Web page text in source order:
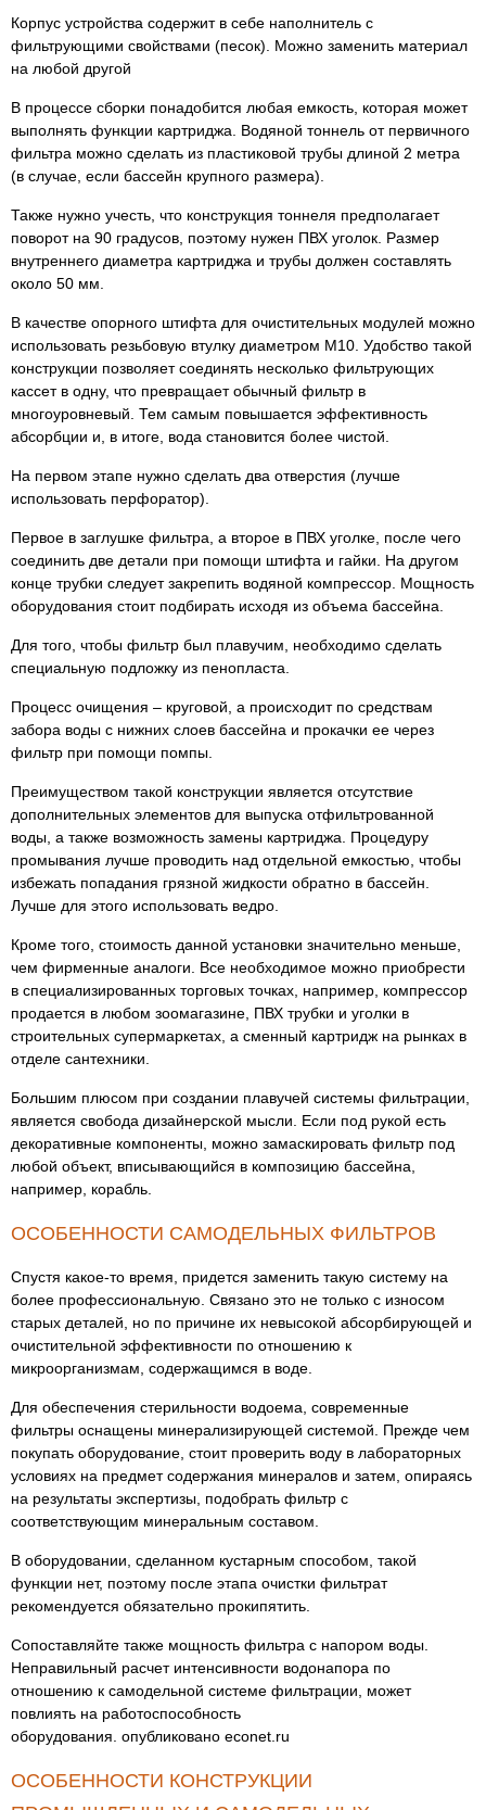
Корпус устройства содержит в себе наполнитель с
фильтрующими свойствами (песок). Можно заменить материал
на любой другой
В процессе сборки понадобится любая емкость, которая может
выполнять функции картриджа. Водяной тоннель от первичного
фильтра можно сделать из пластиковой трубы длиной 2 метра
(в случае, если бассейн крупного размера).
Также нужно учесть, что конструкция тоннеля предполагает
поворот на 90 градусов, поэтому нужен ПВХ уголок. Размер
внутреннего диаметра картриджа и трубы должен составлять
около 50 мм.
В качестве опорного штифта для очистительных модулей можно
использовать резьбовую втулку диаметром М10. Удобство такой
конструкции позволяет соединять несколько фильтрующих
кассет в одну, что превращает обычный фильтр в
многоуровневый. Тем самым повышается эффективность
абсорбции и, в итоге, вода становится более чистой.
На первом этапе нужно сделать два отверстия (лучше
использовать перфоратор).
Первое в заглушке фильтра, а второе в ПВХ уголке, после чего
соединить две детали при помощи штифта и гайки. На другом
конце трубки следует закрепить водяной компрессор. Мощность
оборудования стоит подбирать исходя из объема бассейна.
Для того, чтобы фильтр был плавучим, необходимо сделать
специальную подложку из пенопласта.
Процесс очищения – круговой, а происходит по средствам
забора воды с нижних слоев бассейна и прокачки ее через
фильтр при помощи помпы.
Преимуществом такой конструкции является отсутствие
дополнительных элементов для выпуска отфильтрованной
воды, а также возможность замены картриджа. Процедуру
промывания лучше проводить над отдельной емкостью, чтобы
избежать попадания грязной жидкости обратно в бассейн.
Лучше для этого использовать ведро.
Кроме того, стоимость данной установки значительно меньше,
чем фирменные аналоги. Все необходимое можно приобрести
в специализированных торговых точках, например, компрессор
продается в любом зоомагазине, ПВХ трубки и уголки в
строительных супермаркетах, а сменный картридж на рынках в
отделе сантехники.
Большим плюсом при создании плавучей системы фильтрации,
является свобода дизайнерской мысли. Если под рукой есть
декоративные компоненты, можно замаскировать фильтр под
любой объект, вписывающийся в композицию бассейна,
например, корабль.
ОСОБЕННОСТИ САМОДЕЛЬНЫХ ФИЛЬТРОВ
Спустя какое-то время, придется заменить такую систему на
более профессиональную. Связано это не только с износом
старых деталей, но по причине их невысокой абсорбирующей и
очистительной эффективности по отношению к
микроорганизмам, содержащимся в воде.
Для обеспечения стерильности водоема, современные
фильтры оснащены минерализирующей системой. Прежде чем
покупать оборудование, стоит проверить воду в лабораторных
условиях на предмет содержания минералов и затем, опираясь
на результаты экспертизы, подобрать фильтр с
соответствующим минеральным составом.
В оборудовании, сделанном кустарным способом, такой
функции нет, поэтому после этапа очистки фильтрат
рекомендуется обязательно прокипятить.
Сопоставляйте также мощность фильтра с напором воды.
Неправильный расчет интенсивности водонапора по
отношению к самодельной системе фильтрации, может
повлиять на работоспособность
оборудования. опубликовано econet.ru
ОСОБЕННОСТИ КОНСТРУКЦИИ